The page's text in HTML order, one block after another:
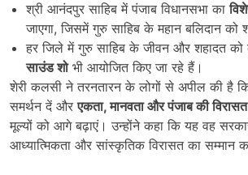
श्री आनंदपुर साहिब में पंजाब विधानसभा का
जाएगा, जिसमें गुरु साहिब के महान बलिदान को
हर जिले में गुरु साहिब के जीवन और शहादत को
साउंड शोभी आयोजित किए जा रहे हैं।
शेरी कलसी ने तरनतारन के लोगों से अपील की है
समर्थन दें औरएकता,मानवता और पंजाब की विरासत
मूल्यों को आगे बढ़ाएं। उन्होंने कहा कि यह वह
आध्यात्मिकता और सांस्कृतिक विरासत का सम्मान